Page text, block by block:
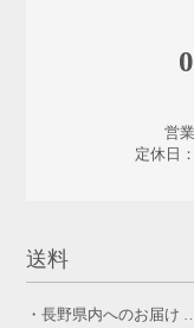
営
定休日
送料
・長野県内へのお